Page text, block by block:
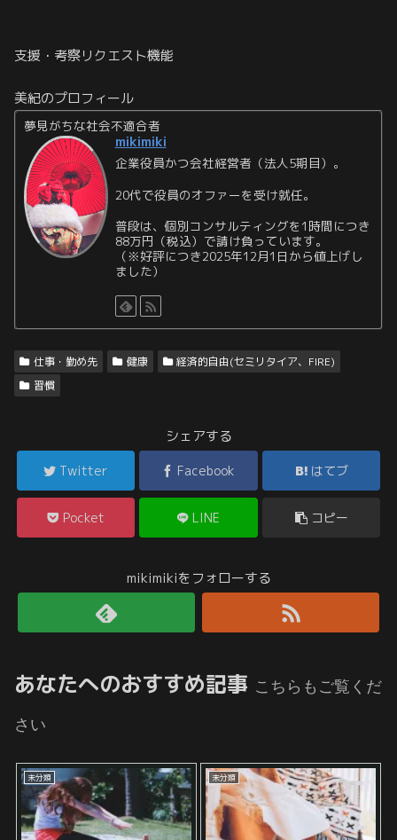
支援・考察リクエスト機能
美紀のプロフィール
夢見がちな社会不適合者
mikimiki
企業役員かつ会社経営者（法人5期目）。
20代で役員のオファーを受け就任。
普段は、個別コンサルティングを1時間につき
88万円（税込）で請け負っています。
（※好評につき2025年12月1日から値上げし
ました）
仕事・勤め先 健康
経済的自由(セミリタイア、FIRE)
習慣
シェアする
Twitter Facebook はてブ
Pocket LINE コピー
mikimikiをフォローする
あなたへのおすすめ記事 こちらもご覧くだ
さい
未分類 未分類